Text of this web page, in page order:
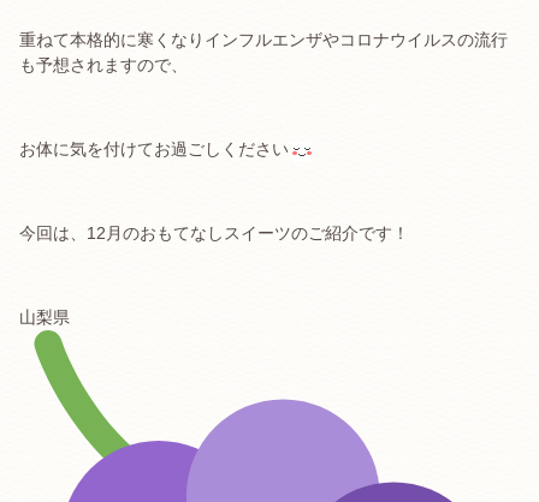
重ねて本格的に寒くなりインフルエンザやコロナウイルスの流行
も予想されますので、
お体に気を付けてお過ごしください
今回は、12月のおもてなしスイーツのご紹介です！
山梨県